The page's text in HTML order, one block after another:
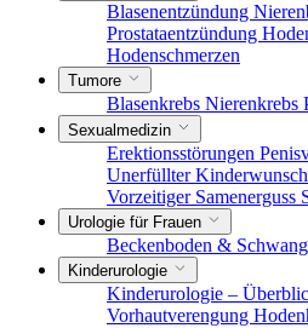
Blasenentzündung
Prostataentzündung
Hodenschmerzen
Tumore
Blasenkrebs Nierenkrebs
Sexualmedizin
Erektionsstörungen
Unerfüllter Kinderwunsch
Vorzeitiger Samenerguss
Urologie für Frauen
Beckenboden &
Kinderurologie
Kinderurologie –
Vorhautverengung